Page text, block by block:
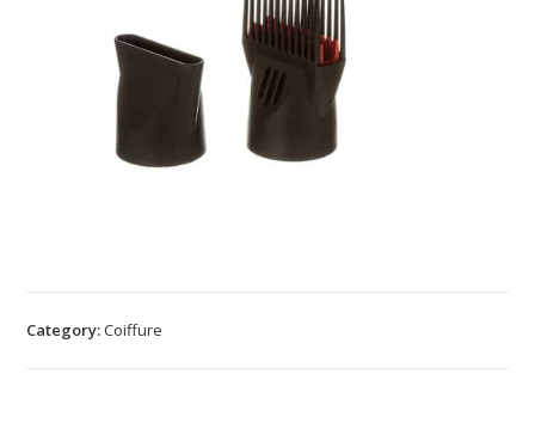
Category:Coiffure